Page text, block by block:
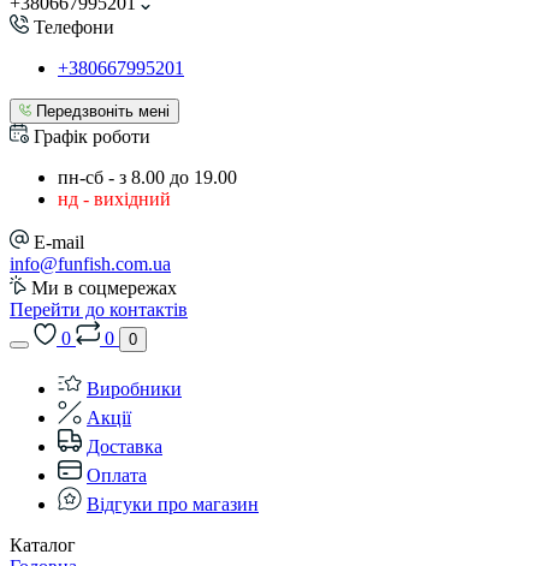
Телефони
+380667995201
Передзвоніть мені
Графік роботи
пн-сб - з 8.00 до 19.00
нд - вихідний
E-mail
info@funfish.com.ua
Ми в соцмережах
Перейти до контактів
0
0 0
Виробники
Акції
Доставка
Оплата
Відгуки про магазин
Каталог